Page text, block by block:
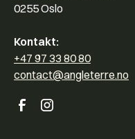
0255 Oslo
Kontakt:
+47 97 33 80 80
contact@angleterre.no